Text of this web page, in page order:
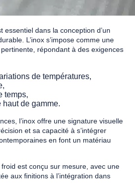
essentiel dans la conception d’un
L’inox s’impose comme une
répondant à des exigences
de températures,
temps,
haut de gamme.
l’inox offre une signature visuelle
et sa capacité à s’intégrer
en font un matériau
est conçu sur mesure, avec une
aux finitions à l’intégration dans